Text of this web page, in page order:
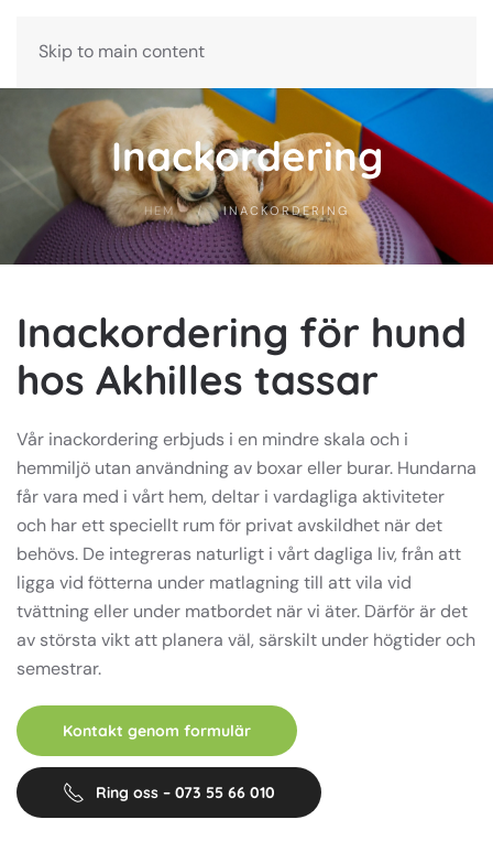
Skip to main content
Inackordering
HEM INACKORDERING
Inackordering för hund
hos Akhilles tassar
Vår inackordering erbjuds i en mindre skala och i
hemmiljö utan användning av boxar eller burar. Hundarna
får vara med i vårt hem, deltar i vardagliga aktiviteter
och har ett speciellt rum för privat avskildhet när det
behövs. De integreras naturligt i vårt dagliga liv, från att
ligga vid fötterna under matlagning till att vila vid
tvättning eller under matbordet när vi äter. Därför är det
av största vikt att planera väl, särskilt under högtider och
semestrar.
Kontakt genom formulär
Ring oss – 073 55 66 010